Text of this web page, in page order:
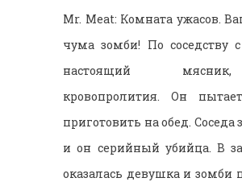
Mr. Meat: Комната ужасов.
чума зомби! По соседству
настоящий
кровопролития. Он
приготовить на обед. Соседа
и он серийный убийца. В
оказалась девушка и зомби